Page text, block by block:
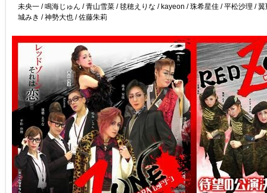
未央一 / 鳴海じゅん / 青山雪菜 / 毬穂えりな / kayeon / 珠希星佳 / 平松沙理 /
城みき / 神勢大也 / 佐藤朱莉